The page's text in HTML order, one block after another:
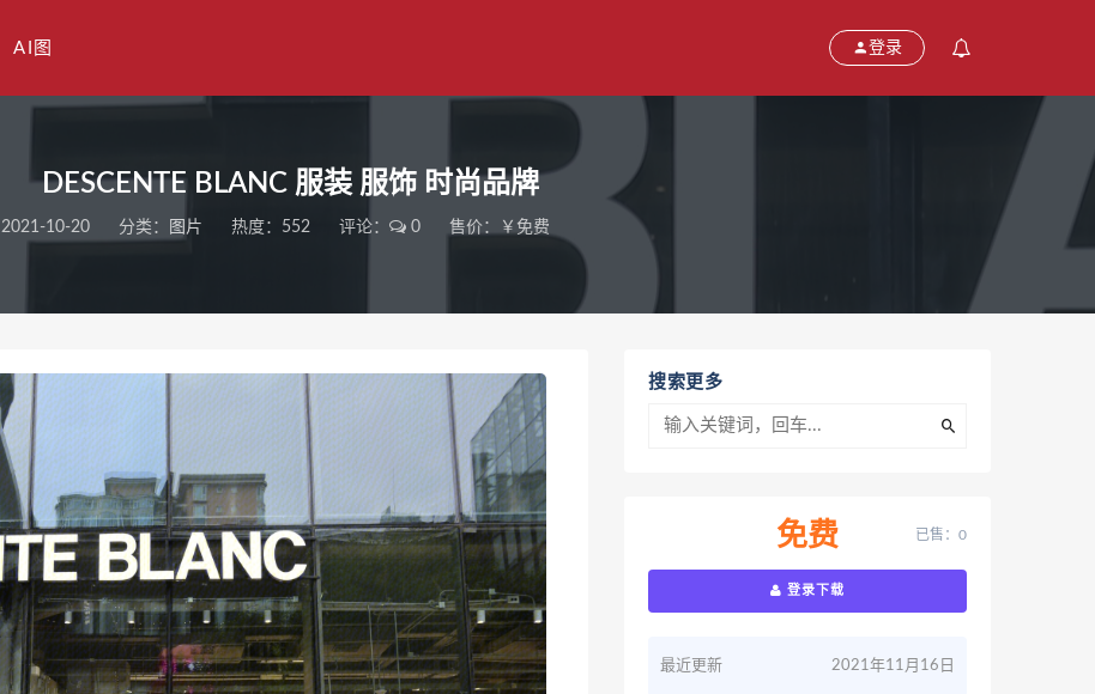
AI图 登录
DESCENTE BLANC 服装 服饰 时尚品牌
2021-10-20 分类： 图片 热度：552 评论： 0 售价：￥免费
搜索更多
免费 已售：0
登录下载
最近更新 2021年11月16日